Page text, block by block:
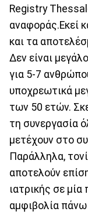
Registry
αναφοράς.Εκεί
και τα
Δεν είναι
για 5-7
υποχρεωτικά
των 50 ετών.
τη συνεργασία
μετέχουν στο
Παράλληλα,
αποτελούν
ιατρικής σε μία
αμφιβολία